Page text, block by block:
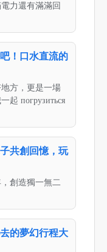
力還有滿滿回
！口水直流的
方，更是一場
起 погрузиться
共創回憶，玩
創造獨一無二
的夢幻行程大